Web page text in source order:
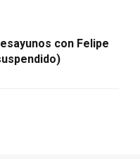
con Felipe